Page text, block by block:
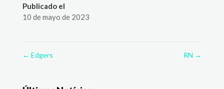
Publicado el
10 de mayo de 2023
← Edgers RN →